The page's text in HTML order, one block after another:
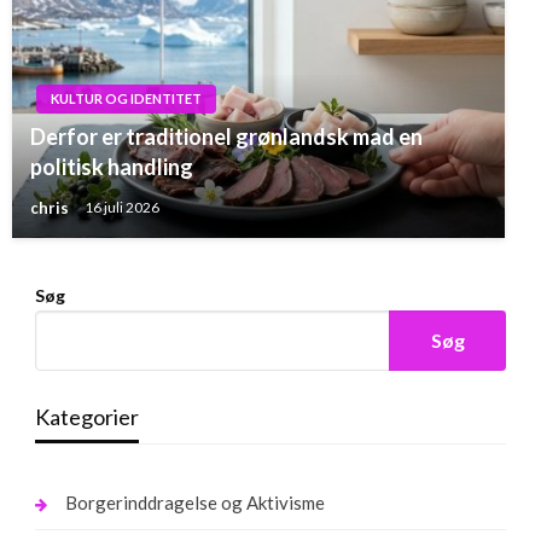
KULTUR OG IDENTITET
Derfor er traditionel grønlandsk mad en
politisk handling
chris 16 juli 2026
Søg
Søg
Kategorier
Borgerinddragelse og Aktivisme